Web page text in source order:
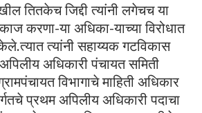
तितकेच जिद्दी त्यांनी लगेचच या
करणा-या अधिका-याच्या विरोधात
त्यांनी सहाय्यक गटविकास
अधिकारी पंचायत समिती
विभागाचे माहिती अधिकार
प्रथम अपिलीय अधिकारी पदाचा